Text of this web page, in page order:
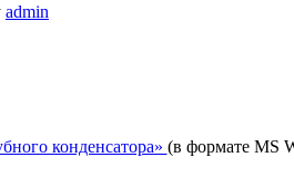
admin
конденсатора» (в формате MS